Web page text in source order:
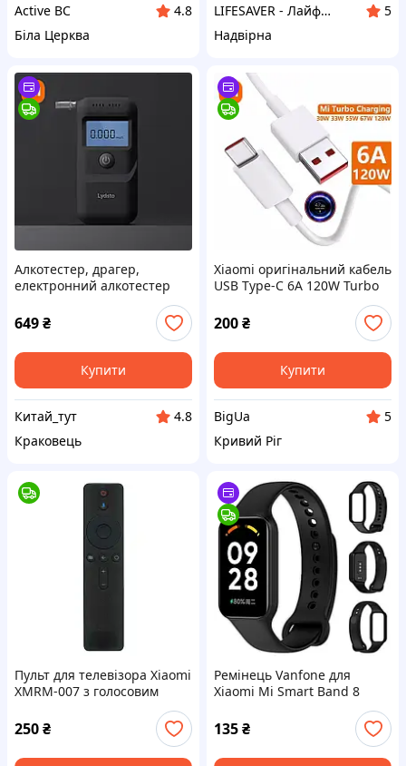
Active BC
4.8
Біла Церква
LIFESAVER - ЛайфСейвер
5
Надвірна
Алкотестер, драгер,
електронний алкотестер
649₴
Купити
Китай_тут
4.8
Краковець
Xiaomi оригінальний кабель
USB Type-C 6A 120W Turbo
Redmi, Poco
200₴
Купити
BigUa
5
Кривий Ріг
Пульт для телевізора Xiaomi
XMRM-007 з голосовим
250₴
Ремінець Vanfone для
Xiaomi Mi Smart Band 8
Active/Redmi Smart Band 2,
чорний (VANAX60001)
135₴